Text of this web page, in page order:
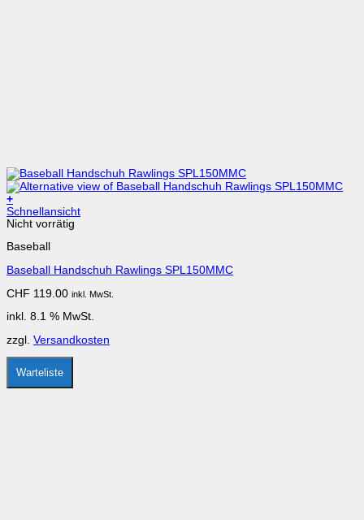
+
Schnellansicht
Nicht vorrätig
Baseball
Baseball Handschuh Rawlings SPL150MMC
CHF 119.00 inkl. MwSt.
inkl. 8.1 % MwSt.
zzgl. Versandkosten
Warteliste